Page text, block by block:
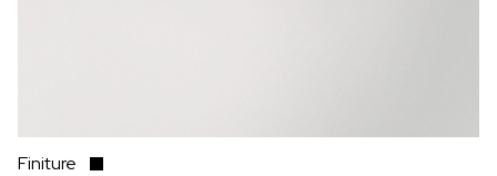
Finiture